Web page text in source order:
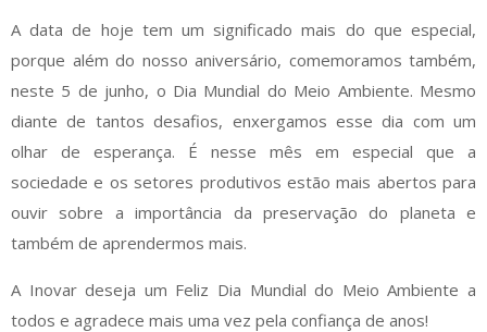
A data de hoje tem um significado mais do que especial,
porque além do nosso aniversário, comemoramos também,
neste 5 de junho, o Dia Mundial do Meio Ambiente. Mesmo
diante de tantos desafios, enxergamos esse dia com um
olhar de esperança. É nesse mês em especial que a
sociedade e os setores produtivos estão mais abertos para
ouvir sobre a importância da preservação do planeta e
também de aprendermos mais.
A Inovar deseja um Feliz Dia Mundial do Meio Ambiente a
todos e agradece mais uma vez pela confiança de anos!